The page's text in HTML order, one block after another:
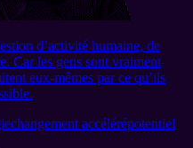
d’activité humaine, de
Car les gens sont vraiment
eux-mêmes par ce qu’ils
changement accélérépotentiel